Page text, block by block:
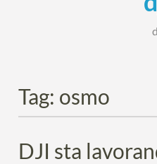
Tag: osmo
DJI sta